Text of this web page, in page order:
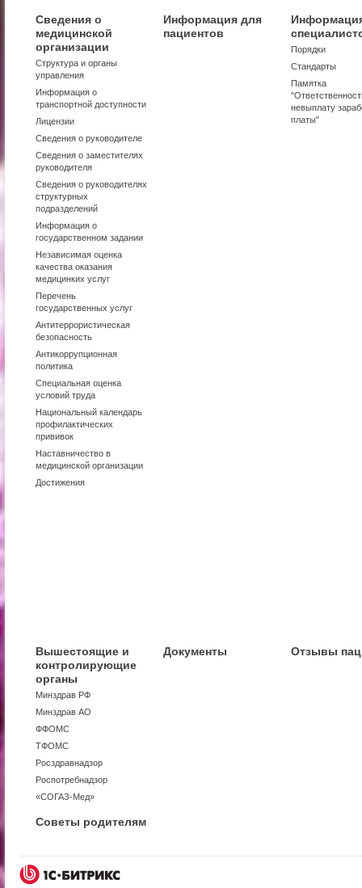
Сведения о
медицинской
организации
Структура и органы
управления
Информация о
транспортной доступности
Лицензии
Сведения о руководителе
Сведения о заместителях
руководителя
Сведения о руководителях
структурных
подразделений
Информация о
государственном задании
Независимая оценка
качества оказания
медицинких услуг
Перечень
государственных услуг
Антитеррористическая
безопасность
Антикоррупционная
политика
Специальная оценка
условий труда
Национальный календарь
профилактических
прививок
Наставничество в
медицинской организации
Достижения
Информация для
пациентов
Порядки
Стандарты
Памятка
невыплату
платы"
Вышестоящие и
контролирующие
органы
Минздрав РФ
Минздрав АО
ФФОМС
ТФОМС
Росздравнадзор
Роспотребнадзор
«СОГАЗ-Мед»
Документы Отзывы
Советы родителям